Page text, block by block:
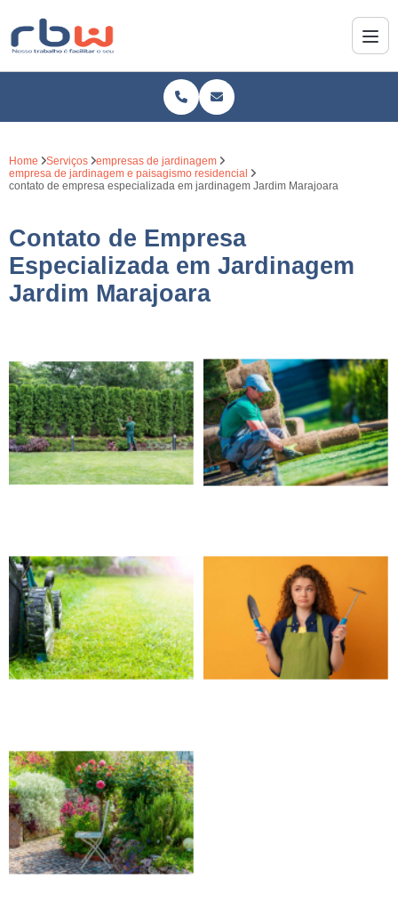
Home Serviços
empresas de jardinagem
empresa de jardinagem e paisagismo residencial
contato de empresa especializada em jardinagem Jardim Marajoara
Contato de Empresa
Especializada em Jardinagem
Jardim Marajoara